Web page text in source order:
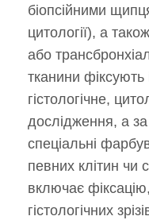
біопсійними
цитології), а
або
тканини
гістологічне,
дослідження, а
спеціальні
певних клітин чи
включає
гістологічних